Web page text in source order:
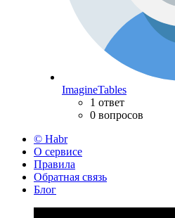
ImagineTables
1 ответ
0 вопросов
© Habr
О сервисе
Правила
Обратная связь
Блог